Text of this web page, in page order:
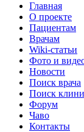
Главная
О проекте
Пациентам
Врачам
Wiki-статьи
Фото и
Новости
Поиск врача
Поиск
Форум
Чаво
Контакты